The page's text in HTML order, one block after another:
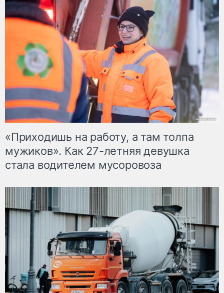
«Приходишь на работу, а там толпа
мужиков». Как 27-летняя девушка
стала водителем мусоровоза